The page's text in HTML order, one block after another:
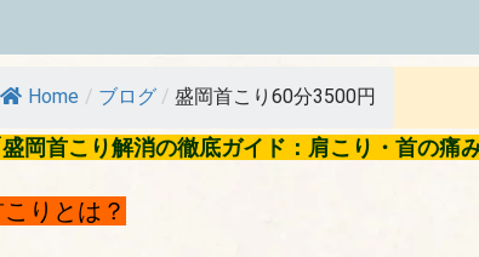
Home / ブログ / 盛岡首こり60分3500円
岡首こり解消の徹底ガイド：肩こり・首の痛
りとは？